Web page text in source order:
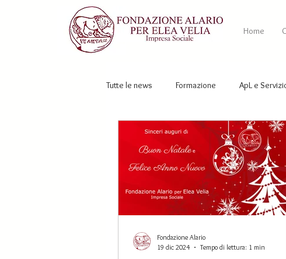
Home
Tutte le news Formazione ApL e
Fondazione Alario
19 dic 2024
Tempo di lettura: 1 min